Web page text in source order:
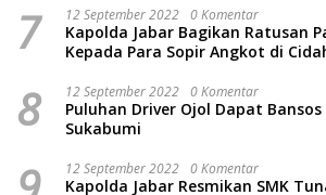
7 12 September 2022 0 Komentar
Kapolda Jabar Bagikan Ratusan
Kepada Para Sopir Angkot di
8 12 September 2022 0 Komentar
Puluhan Driver Ojol Dapat
Sukabumi
12 September 2022 0 Komentar
Kapolda Jabar Resmikan SMK